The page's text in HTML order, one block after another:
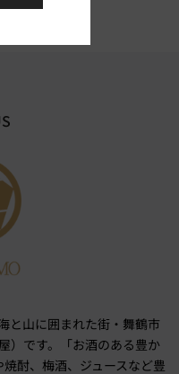
と山に囲まれた街・舞鶴市
）です。「お酒のある豊か
酎、梅酒、ジュースなど豊